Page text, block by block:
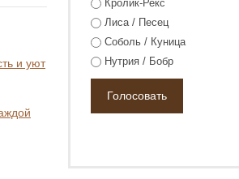
и уют
Кролик-Рекс
Лиса / Песец
Соболь / Куница
Нутрия / Бобр